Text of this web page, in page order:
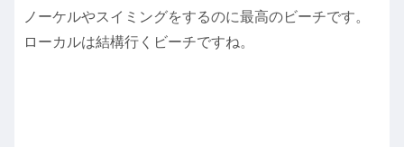
ノーケルやスイミングをするのに最高のビーチです。
ローカルは結構行くビーチですね。